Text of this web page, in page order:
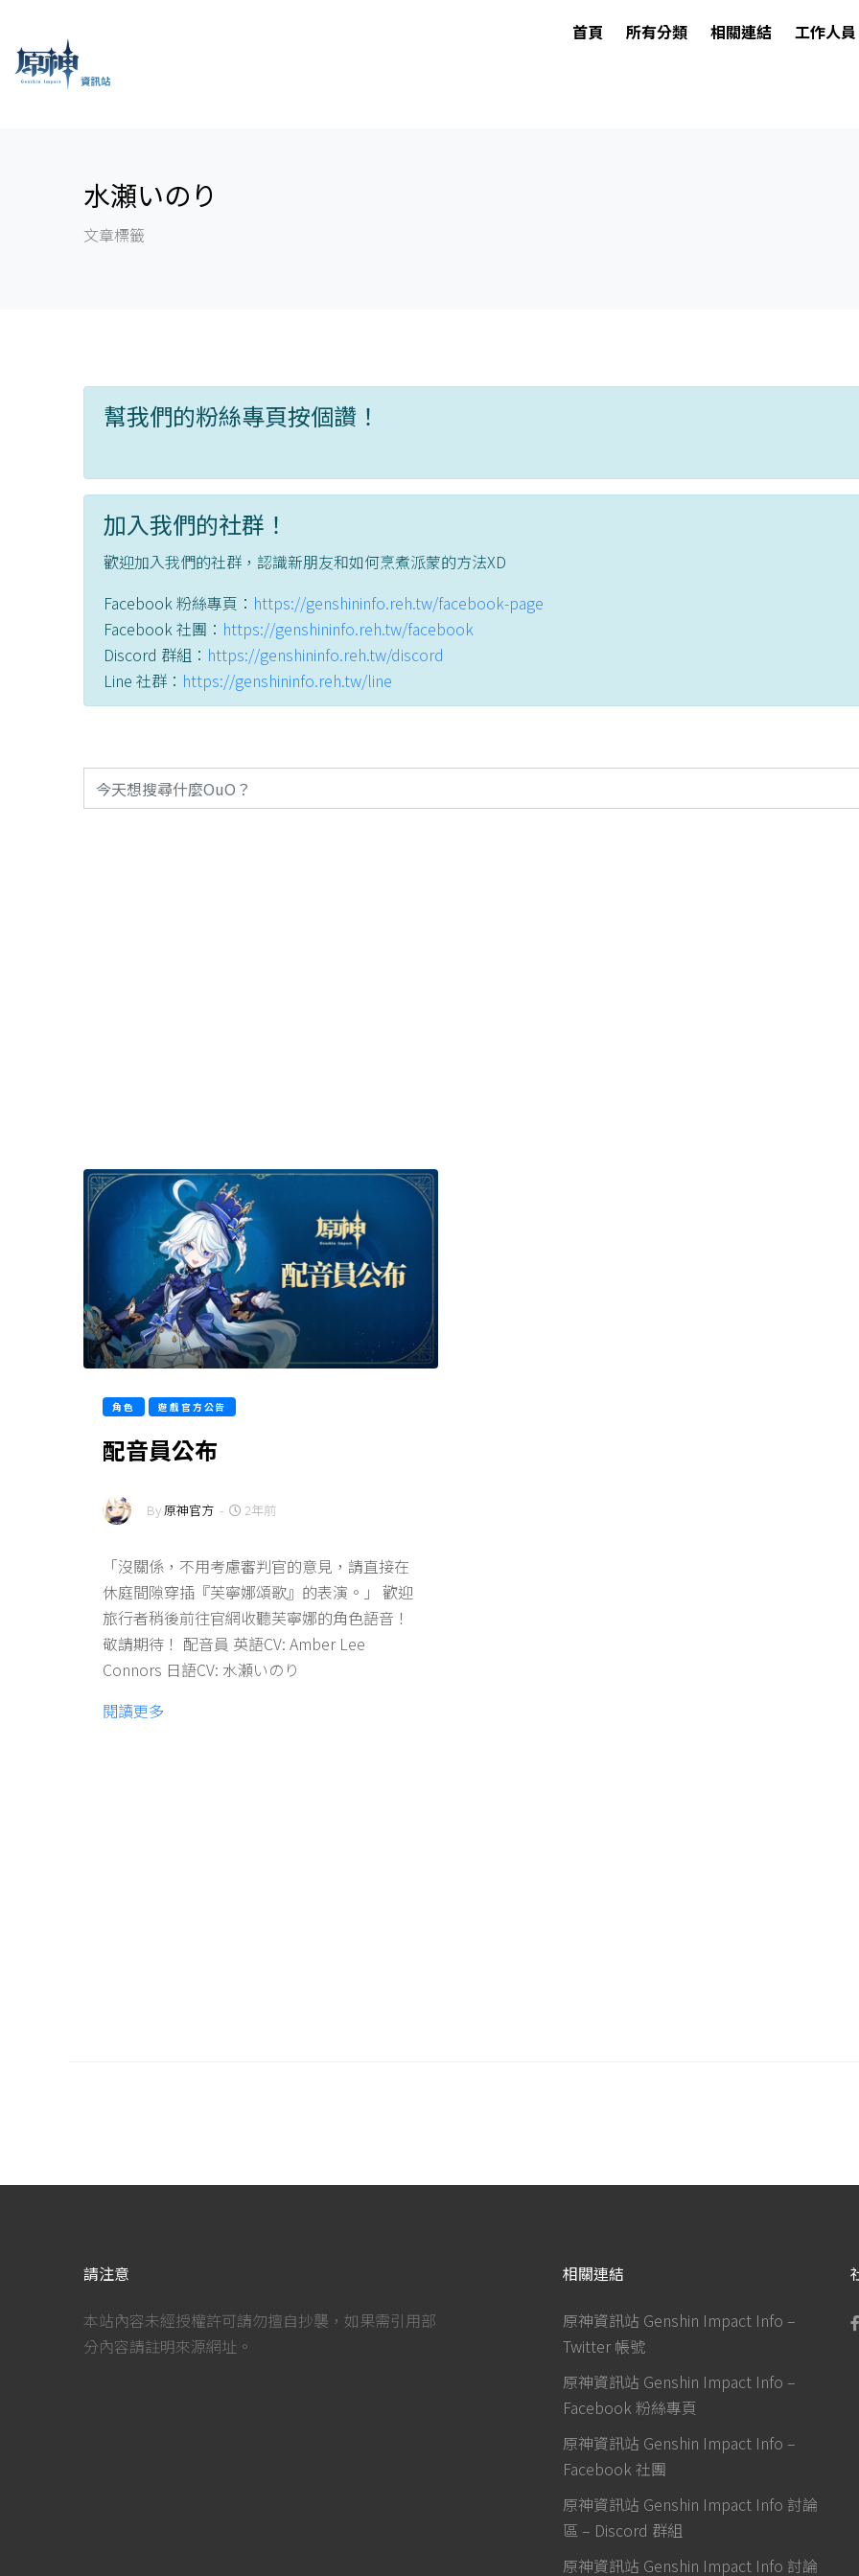
首頁 所有分類 相關連結 工作人員
水瀬いのり
文章標籤
幫我們的粉絲專頁按個讚！
加入我們的社群！
歡迎加入我們的社群，認識新朋友和如何烹煮派蒙的方法XD
Facebook 粉絲專頁： https://genshininfo.reh.tw/facebook-page
Facebook 社團： https://genshininfo.reh.tw/facebook
Discord 群組： https://genshininfo.reh.tw/discord
Line 社群： https://genshininfo.reh.tw/line
角色 遊戲官方公告
配音員公布
By原神官方 - 2年前
「沒關係，不用考慮審判官的意見，請直接在
休庭間隙穿插『芙寧娜頌歌』的表演。」 歡迎
旅行者稍後前往官網收聽芙寧娜的角色語音！
敬請期待！ 配音員 英語CV: Amber Lee
Connors 日語CV: 水瀬いのり
閱讀更多
請注意
本站內容未經授權許可請勿擅自抄襲，如果需引用部
分內容請註明來源網址。
相關連結
原神資訊站 Genshin Impact Info –
Twitter 帳號
原神資訊站 Genshin Impact Info –
Facebook 粉絲專頁
原神資訊站 Genshin Impact Info –
Facebook 社團
原神資訊站 Genshin Impact Info 討論
區 – Discord 群組
原神資訊站 Genshin Impact Info 討論